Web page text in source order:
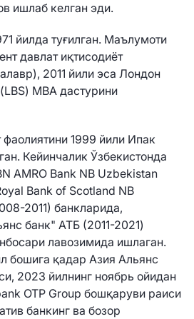
ишлаб келган эди.
йилда туғилган. Маълумоти
давлат иқтисодиёт
2011 йили эса Лондон
MBA дастурини
1999 йили Ипак
Кейинчалик Ўзбекистонда
AMRO Bank NB Uzbekistan
Bank of Scotland NB
2011) банкларида,
банк" АТБ (2011-2021)
лавозимида ишлаган.
бошига қадар Азия Альянс
2023 йилнинг ноябрь ойидан
OTP Group бошқаруви раиси
банкинг ва бозор